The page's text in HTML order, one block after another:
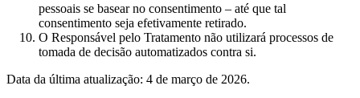
pessoais se basear no consentimento – até que tal
consentimento seja efetivamente retirado.
O Responsável pelo Tratamento não utilizará processos de
tomada de decisão automatizados contra si.
Data da última atualização: 4 de março de 2026.